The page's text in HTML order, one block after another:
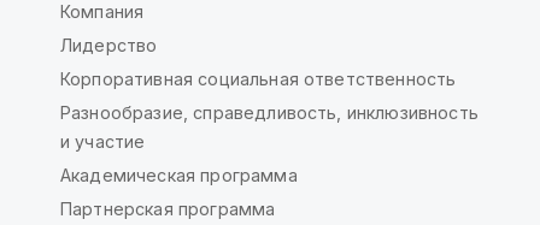
Компания
Лидерство
Корпоративная социальная ответственность
Разнообразие, справедливость, инклюзивность
и участие
Академическая программа
Партнерская программа